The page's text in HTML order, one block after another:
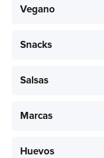
Vegano
Snacks
Salsas
Marcas
Huevos